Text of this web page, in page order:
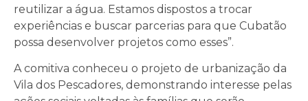
reutilizar a água. Estamos dispostos a trocar
experiências e buscar parcerias para que Cubatão
possa desenvolver projetos como esses”.
A comitiva conheceu o projeto de urbanização da
Vila dos Pescadores, demonstrando interesse pelas